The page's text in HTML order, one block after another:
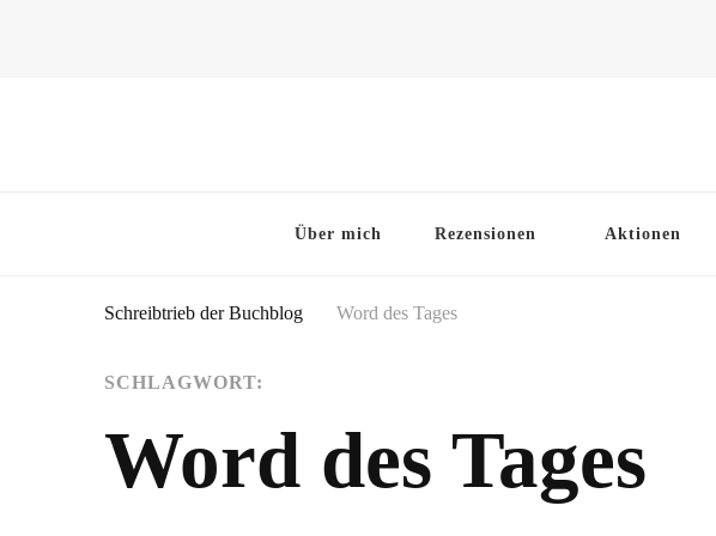
Über mich Rezensionen Aktionen
Schreibtrieb der Buchblog Word des Tages
SCHLAGWORT:
Word des Tages